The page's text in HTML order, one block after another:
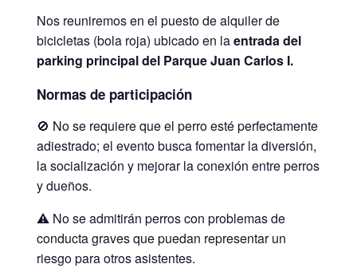
Nos reuniremos en el puesto de alquiler de
bicicletas (bola roja) ubicado en laentrada del
parking principal del Parque Juan Carlos I.
Normas de participación
🚫 No se requiere que el perro esté perfectamente
adiestrado; el evento busca fomentar la diversión,
la socialización y mejorar la conexión entre perros
y dueños.
⚠️ No se admitirán perros con problemas de
conducta graves que puedan representar un
riesgo para otros asistentes.